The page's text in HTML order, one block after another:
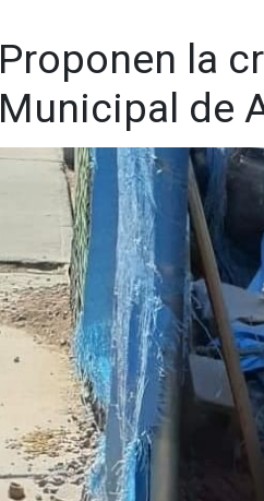
Proponen la
Municipal de